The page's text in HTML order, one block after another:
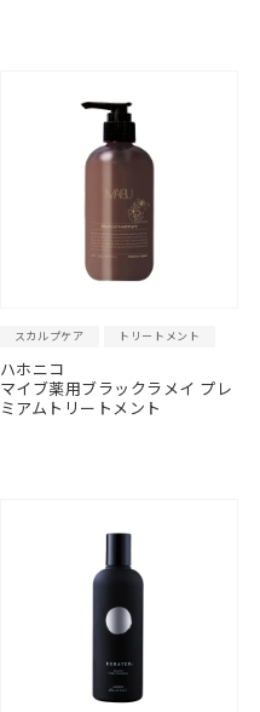
スカルプケア トリートメント
ハホニコ
マイブ薬用ブラックラメイ プレ
ミアムトリートメント